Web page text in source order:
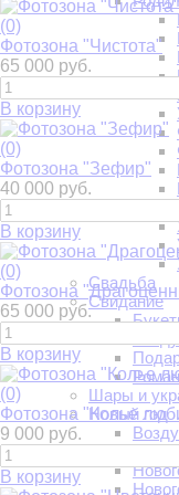
Свадьба
Свидание
Шары и
Новый год
(0)
Фотозона "Чистота"
65 000 руб.
В корзину
(0)
Фотозона "Зефир"
40 000 руб.
В корзину
(0)
Фотозона
65 000 руб.
В корзину
(0)
Фотозона "Колье
9 000 руб.
В корзину